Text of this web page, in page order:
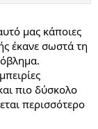
μας κάποιες
έκανε σωστά τη
πιο δύσκολο
περισσότερο